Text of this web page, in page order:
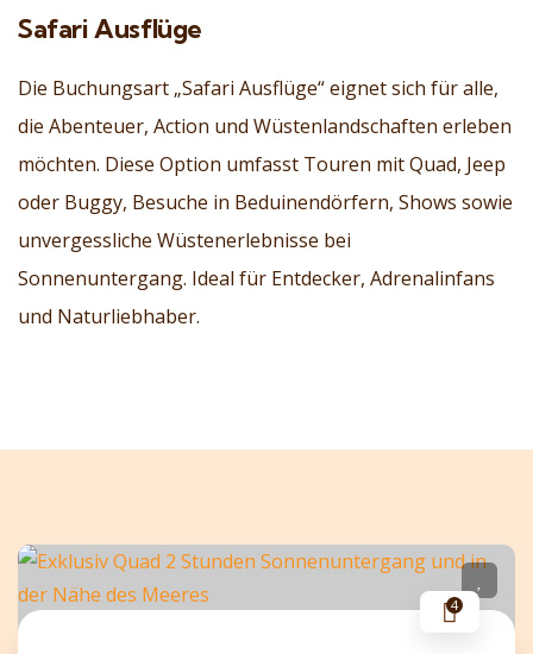
Safari Ausflüge
Die Buchungsart „Safari Ausflüge“ eignet sich für alle,
die Abenteuer, Action und Wüstenlandschaften erleben
möchten. Diese Option umfasst Touren mit Quad, Jeep
oder Buggy, Besuche in Beduinendörfern, Shows sowie
unvergessliche Wüstenerlebnisse bei
Sonnenuntergang. Ideal für Entdecker, Adrenalinfans
und Naturliebhaber.
4